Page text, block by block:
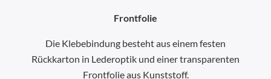
Frontfolie
Die Klebebindung besteht aus einem festen
Rückkarton in Lederoptik und einer transparenten
Frontfolie aus Kunststoff.